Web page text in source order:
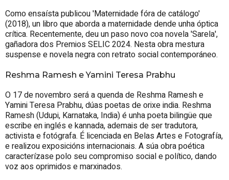
Como ensaísta publicou 'Maternidade fóra de catálogo'
(2018), un libro que aborda a maternidade dende unha óptica
crítica. Recentemente, deu un paso novo coa novela 'Sarela',
gañadora dos Premios SELIC 2024. Nesta obra mestura
suspense e novela negra con retrato social contemporáneo.
Reshma Ramesh e Yamini Teresa Prabhu
O 17 de novembro será a quenda de Reshma Ramesh e
Yamini Teresa Prabhu, dúas poetas de orixe india. Reshma
Ramesh (Udupi, Karnataka, India) é unha poeta bilingüe que
escribe en inglés e kannada, ademais de ser tradutora,
activista e fotógrafa. É licenciada en Belas Artes e Fotografía,
e realizou exposicións internacionais. A súa obra poética
caracterízase polo seu compromiso social e político, dando
voz aos oprimidos e marxinados.